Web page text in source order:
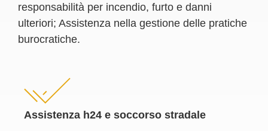
responsabilità per incendio, furto e danni
ulteriori; Assistenza nella gestione delle pratiche
burocratiche.
Assistenza h24 e soccorso stradale